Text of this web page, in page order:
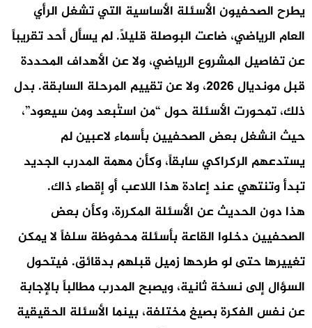
يطرح الصحفيون الأسئلة الأساسية التي تشغل الرأي
العام الرياضي، ضاعت البوصلة قليلاً. لم يسأل أحد تقريباً
عن تفاصيل المشروع الرياضي، ولا عن الأهداف المحددة
قبل مونديال 2026، ولا عن تقييم المرحلة السابقة. بدل
ذلك، تمحورت الأسئلة حول “من استُبعد ومن سيعود”،
حيث انشغل بعض الصحفيين بأسماء لاعبين لم
يستدعهم الركراكي سابقاً، وكأن مهمة المدرب الجديد
تبدأ وتنتهي عند إعادة هذا اللاعب أو إقصاء ذاك.
هذا دون الحديث عن الأسئلة المكررة، وكأن بعض
الصحفيين دخلوا القاعة بأسئلة محفوظة سلفاً لا يمكن
تغييرها حتى لو طرحها زميل قبلهم بدقائق. فيتحول
السؤال إلى نسخة ثانية، ويصبح المدرب مطالباً بالإجابة
عن نفس الفكرة بصيغ مختلفة، بينما الأسئلة الحقيقية